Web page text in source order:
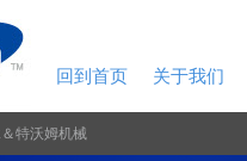
回到首页 关于我们
特沃姆机械